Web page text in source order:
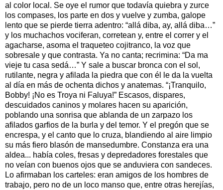
al color local. Se oye el rumor que todavía quiebra y zurce
los compases, los parte en dos y vuelve y zumba, galope
lento que se pierde tierra adentro: “allá diba, ay, allá diba…”
y los muchachos vociferan, corretean y, entre el correr y el
agacharse, asoma el traqueteo cojitranco, la voz que
sobresale y que contrasta. Ya no canta; recrimina: “Da ma
vieje tu casa sedá…” Y sale a buscar bronca con el sol,
rutilante, negra y afilada la piedra que con él le da la vuelta
al día en más de ochenta dichos y anatemas. “¡Tranquilo,
Bobby! ¡No es Troya ni Faluya!” Escasos, dispares,
descuidados caninos y molares hacen su aparición,
poblando una sonrisa que ablanda de un zarpazo los
afilados garfios de la burla y del temor. Y el pregón que se
encrespa, y el canto que lo cruza, blandiendo al aire limpio
su más fiero blasón de mansedumbre. Constanza era una
aldea... había coles, fresas y depredadores forestales que
no veían con buenos ojos que se anduviera con sandeces.
Lo afirmaban los carteles: eran amigos de los hombres de
trabajo, pero no de un loco manso que, entre otras herejías,